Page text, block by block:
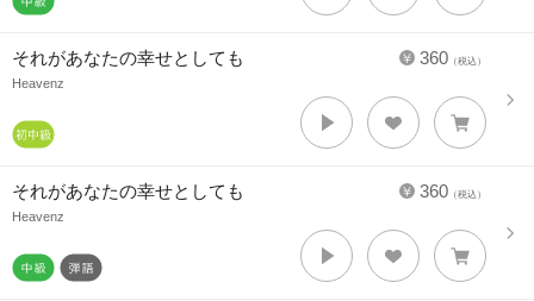
360 （税込）
それがあなたの幸せとしても
Heavenz
360 （税込）
それがあなたの幸せとしても
Heavenz